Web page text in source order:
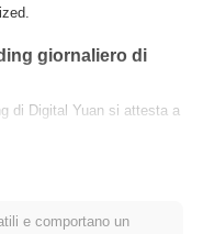
giornaliero di
di Digital Yuan si attesta a
prezzo di Digital
e comportano un